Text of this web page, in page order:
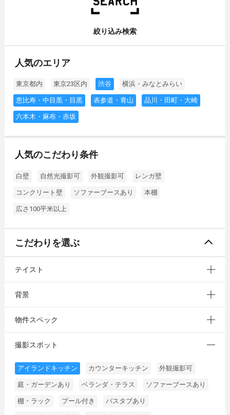
絞り込み検索
人気のエリア
東京都内 東京23区内 渋谷 横浜・みなとみらい
恵比寿・中目黒・目黒 表参道・青山 品川・田町・大崎
六本木・麻布・赤坂
人気のこだわり条件
白壁 自然光撮影可 外観撮影可 レンガ壁
コンクリート壁 ソファーブースあり 本棚
広さ100平米以上
こだわりを選ぶ
テイスト
背景
物件スペック
撮影スポット
アイランドキッチン カウンターキッチン 外観撮影可
庭・ガーデンあり ベランダ・テラス ソファーブースあり
棚・ラック プール付き バスタブあり